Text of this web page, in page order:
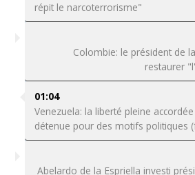
répit le narcoterrorisme"
Colombie: le président de
restaurer
01:04
Venezuela: la liberté pleine
détenue pour des motifs politiques
Abelardo de la Espriella investi